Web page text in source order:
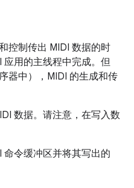
控制传出 MIDI 数据的时
应用的主线程中完成。但
器中），MIDI 的生成和传
数据。请注意，在写入数
命令缓冲区并将其写出的